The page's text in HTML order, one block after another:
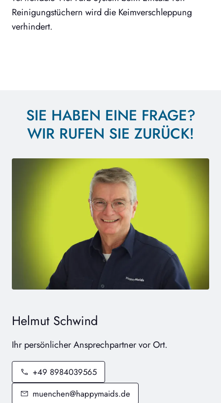
Reinigungstüchern wird die Keimverschleppung
verhindert.
SIE HABEN EINE FRAGE?
WIR RUFEN SIE ZURÜCK!
Helmut Schwind
Ihr persönlicher Ansprechpartner vor Ort.
+49 8984039565
muenchen@happymaids.de